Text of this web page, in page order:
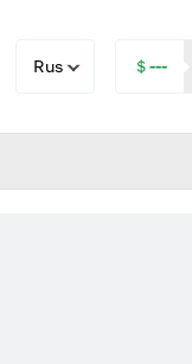
Rus ＄---